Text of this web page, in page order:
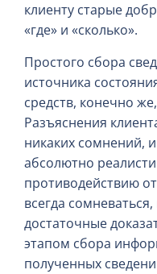
клиенту старые
«где» и «сколько».
Простого сбора
источника
средств, конечно
Разъяснения
никаких сомнений,
абсолютно
противодействию
всегда
достаточные
этапом сбора
полученных